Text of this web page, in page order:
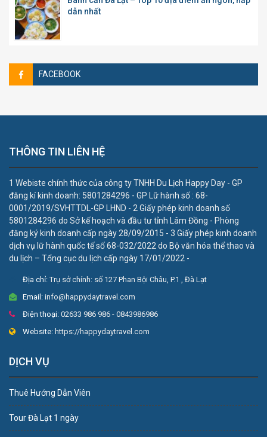
dẫn nhất
FACEBOOK
THÔNG TIN LIÊN HỆ
1 Webiste chính thức của công ty TNHH Du Lịch Happy Day - GP
đăng kí kinh doanh: 5801284296 - GP Lữ hành số : 68-
0001/2019/SVHTTDL-GP LHND - 2 Giấy phép kinh doanh số
5801284296 do Sở kế hoạch và đầu tư tỉnh Lâm Đồng - Phòng
đăng ký kinh doanh cấp ngày 28/09/2015 - 3 Giấy phép kinh doanh
dịch vụ lữ hành quốc tế số 68-032/2022 do Bộ văn hóa thể thao và
du lịch – Tổng cục du lịch cấp ngày 17/01/2022 -
Địa chỉ:Trụ sở chính: số 127 Phan Bội Châu, P.1 , Đà Lạt
Email: info@happydaytravel.com
Điện thoại: 02633 986 986 - 0843986986
Website: https://happydaytravel.com
DỊCH VỤ
Thuê Hướng Dẫn Viên
Tour Đà Lạt 1 ngày